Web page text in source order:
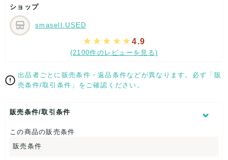
こちらはUSED品になりますので、使用に伴い、
部分的に少々ダメージはございますが、
全体的には、まだまだご活躍頂けるお品になります。
ダメージはできる限り、撮影しておりますので、ご確認下さい
[状態追記]一部若干の汚れ箇所有り
表記サイズ：M
身幅：約52cm
ショップ
smasell.USED
4.9
(2100件のレビューを見る)
出品者ごとに販売条件・返品条件などが異なります。必ず「販
売条件/取引条件」をご確認ください。
販売条件/取引条件
この商品の販売条件
販売条件